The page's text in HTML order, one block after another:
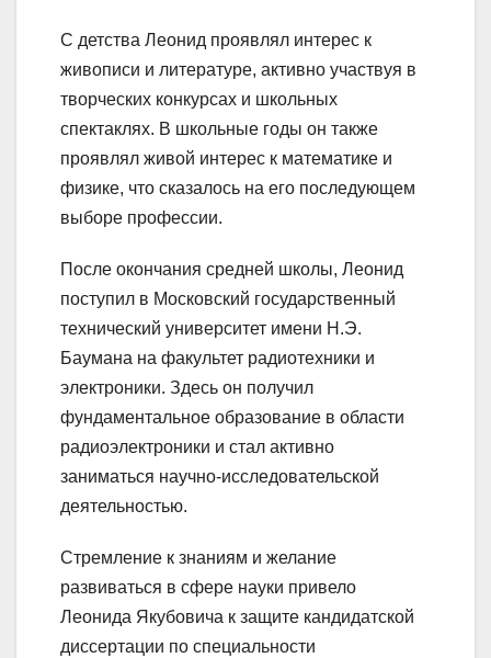
С детства Леонид проявлял интерес к
живописи и литературе, активно участвуя в
творческих конкурсах и школьных
спектаклях. В школьные годы он также
проявлял живой интерес к математике и
физике, что сказалось на его последующем
выборе профессии.
После окончания средней школы, Леонид
поступил в Московский государственный
технический университет имени Н.Э.
Баумана на факультет радиотехники и
электроники. Здесь он получил
фундаментальное образование в области
радиоэлектроники и стал активно
заниматься научно-исследовательской
деятельностью.
Стремление к знаниям и желание
развиваться в сфере науки привело
Леонида Якубовича к защите кандидатской
диссертации по специальности